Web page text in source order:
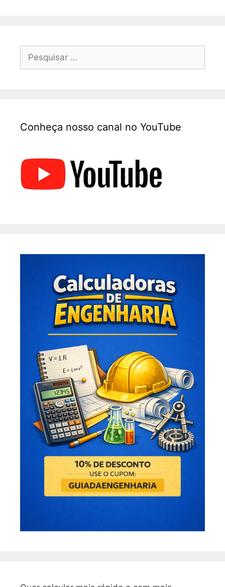
Conheça nosso canal no YouTube